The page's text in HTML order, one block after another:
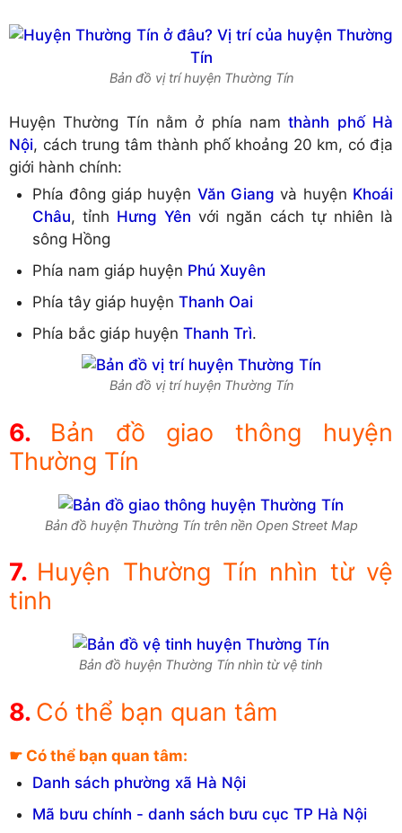
Bản đồ vị trí huyện Thường Tín
Huyện Thường Tín nằm ở phía namthành phố Hà
Nội, cách trung tâm thành phố khoảng 20 km, có địa
giới hành chính:
Phía đông giáp huyện Văn Giang và huyện Khoái
Châu, tỉnh Hưng Yên với ngăn cách tự nhiên là
sông Hồng
Phía nam giáp huyện Phú Xuyên
Phía tây giáp huyện Thanh Oai
Phía bắc giáp huyện Thanh Trì.
Bản đồ vị trí huyện Thường Tín
Bản đồ giao thông huyện
Thường Tín
Bản đồ huyện Thường Tín trên nền Open Street Map
Huyện Thường Tín nhìn từ vệ
tinh
Bản đồ huyện Thường Tín nhìn từ vệ tinh
Có thể bạn quan tâm
☛ Có thể bạn quan tâm:
Danh sách phường xã Hà Nội
Mã bưu chính - danh sách bưu cục TP Hà Nội